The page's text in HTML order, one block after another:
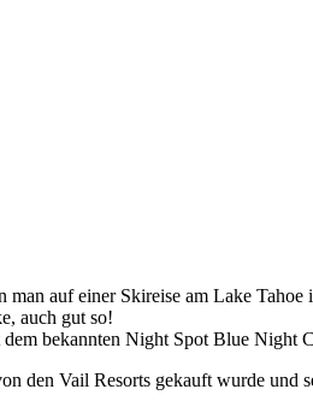
auf einer Skireise am Lake
auch gut so!
bekannten Night Spot Blue Night
den Vail Resorts gekauft wurde und